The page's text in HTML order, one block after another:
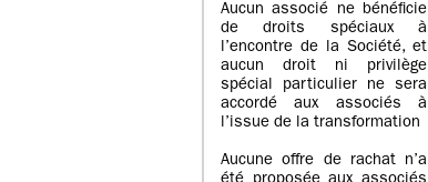
Aucun associé ne bénéficie
de droits spéciaux à
l’encontre de la Société, et
aucun droit ni privilège
spécial particulier ne sera
accordé aux associés à
l’issue de la transformation
Aucune offre de rachat n’a